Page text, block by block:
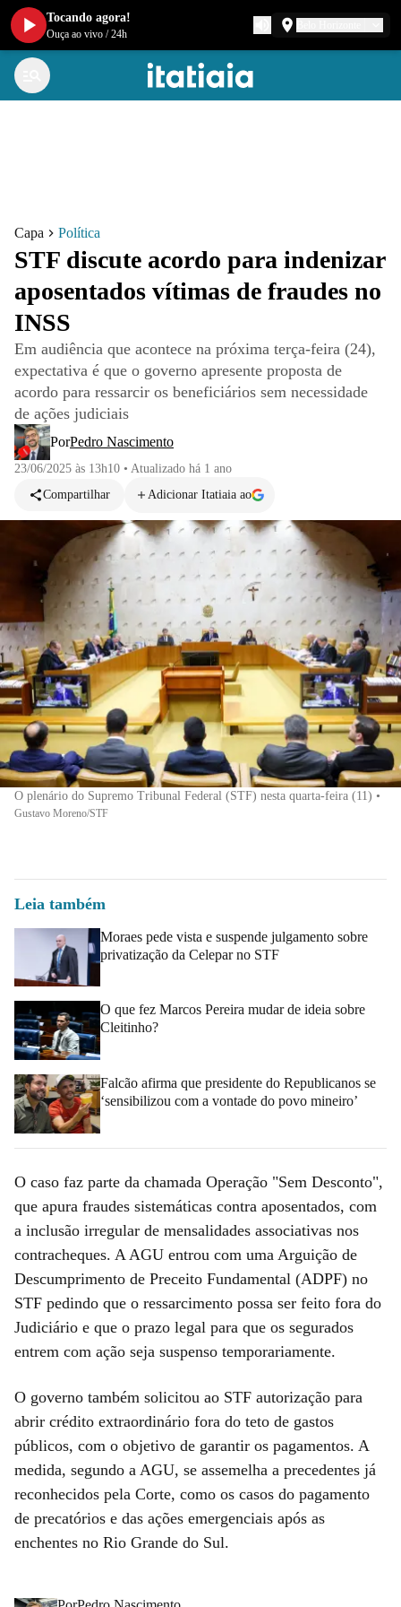
Capa Política
STF discute acordo para indenizar
aposentados vítimas de fraudes no
INSS
Em audiência que acontece na próxima terça-feira (24),
expectativa é que o governo apresente proposta de
acordo para ressarcir os beneficiários sem necessidade
de ações judiciais
PorPedro Nascimento
23/06/2025 às 13h10 • Atualizado há 1 ano
Compartilhar
Adicionar Itatiaia ao
O plenário do Supremo Tribunal Federal (STF) nesta quarta-feira (11) •
Gustavo Moreno/STF
Leia também
Moraes pede vista e suspende julgamento sobre
privatização da Celepar no STF
O que fez Marcos Pereira mudar de ideia sobre
Cleitinho?
Falcão afirma que presidente do Republicanos se
‘sensibilizou com a vontade do povo mineiro’
O caso faz parte da chamada Operação "Sem Desconto",
que apura fraudes sistemáticas contra aposentados, com
a inclusão irregular de mensalidades associativas nos
contracheques. A AGU entrou com uma Arguição de
Descumprimento de Preceito Fundamental (ADPF) no
STF pedindo que o ressarcimento possa ser feito fora do
Judiciário e que o prazo legal para que os segurados
entrem com ação seja suspenso temporariamente.
O governo também solicitou ao STF autorização para
abrir crédito extraordinário fora do teto de gastos
públicos, com o objetivo de garantir os pagamentos. A
medida, segundo a AGU, se assemelha a precedentes já
reconhecidos pela Corte, como os casos do pagamento
de precatórios e das ações emergenciais após as
enchentes no Rio Grande do Sul.
Tocando agora!
Ouça ao vivo /24h